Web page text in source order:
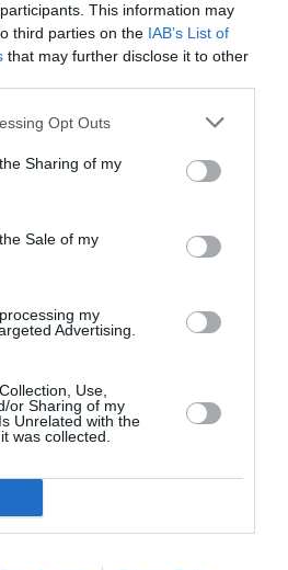
This information may
third parties on the IAB’s List of
that may further disclose it to other
Opt Outs
Sharing of my
Sale of my
my
Advertising.
Use,
or Sharing of my
Unrelated with the
was collected.
del Ministro Maroni,
degli immigrati
di sinistra e vari deputati
espresso molte riserve.
SOSTEGNO A GOVERNO
RIPRENDONO
INTERESSARE